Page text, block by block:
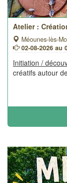
Atelier :
Méounes-lès-
02-08-2026 au
Initiation /
créatifs autour